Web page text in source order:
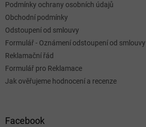
Podmínky ochrany osobních údajů
Obchodní podmínky
Odstoupení od smlouvy
Formulář - Oznámení odstoupení od smlouvy
Reklamační řád
Formulář pro Reklamace
Jak ověřujeme hodnocení a recenze
Facebook